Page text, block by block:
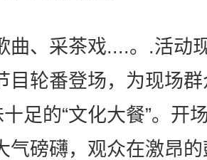
、采茶戏....。.活动
目轮番登场，为现场
十足的“文化大餐”。开
气磅礴，观众在激昂